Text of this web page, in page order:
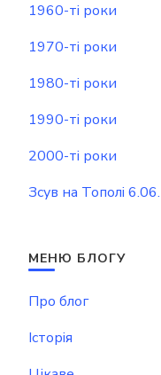
1960-ті роки
1970-ті роки
1980-ті роки
1990-ті роки
2000-ті роки
Зсув на Тополі
МЕНЮ БЛОГУ
Про блог
Історія